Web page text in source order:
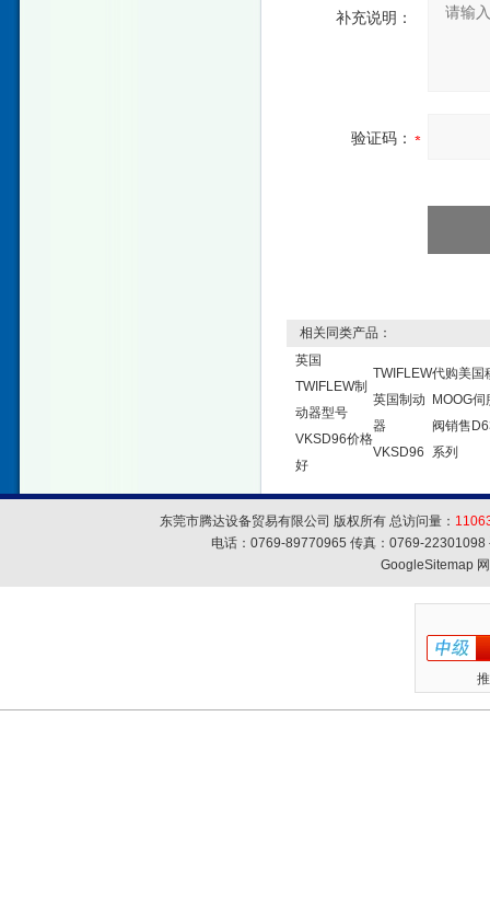
补充说明：
验证码：
相关同类产品：
英国
TWIFLEW制
动器型号
VKSD96价格
好
TWIFLEW
英国制动
器
VKSD96
代购美国
MOOG伺
阀销售
系列
东莞市腾达设备贸易有限公司 版权所有 总访问量：
电话：0769-89770965 传真：0769-
GoogleSitemap网